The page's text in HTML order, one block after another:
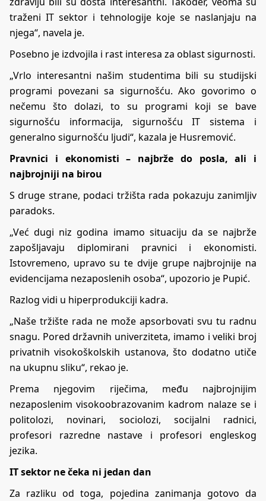
traženi IT sektor i tehnologije koje se naslanjaju na
njega“, navela je.
Posebno je izdvojila i rast interesa za oblast sigurnosti.
„Vrlo interesantni našim studentima bili su studijski
programi povezani sa sigurnošću. Ako govorimo o
nečemu što dolazi, to su programi koji se bave
sigurnošću informacija, sigurnošću IT sistema i
generalno sigurnošću ljudi“, kazala je Husremović.
Pravnici i ekonomisti – najbrže do posla, ali i
najbrojniji na birou
S druge strane, podaci tržišta rada pokazuju zanimljiv
paradoks.
„Već dugi niz godina imamo situaciju da se najbrže
zapošljavaju diplomirani pravnici i ekonomisti.
Istovremeno, upravo su te dvije grupe najbrojnije na
evidencijama nezaposlenih osoba“, upozorio je Pupić.
Razlog vidi u hiperprodukciji kadra.
„Naše tržište rada ne može apsorbovati svu tu radnu
snagu. Pored državnih univerziteta, imamo i veliki broj
privatnih visokoškolskih ustanova, što dodatno utiče
na ukupnu sliku“, rekao je.
Prema njegovim riječima, među najbrojnijim
nezaposlenim visokoobrazovanim kadrom nalaze se i
politolozi, novinari, sociolozi, socijalni radnici,
profesori razredne nastave i profesori engleskog
jezika.
IT sektor ne čeka ni jedan dan
Za razliku od toga, pojedina zanimanja gotovo da